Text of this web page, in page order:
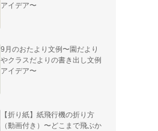
アイデア〜
9月のおたより文例〜園だより
やクラスだよりの書き出し文例
アイデア〜
【折り紙】紙飛行機の折り方
（動画付き）〜どこまで飛ぶか